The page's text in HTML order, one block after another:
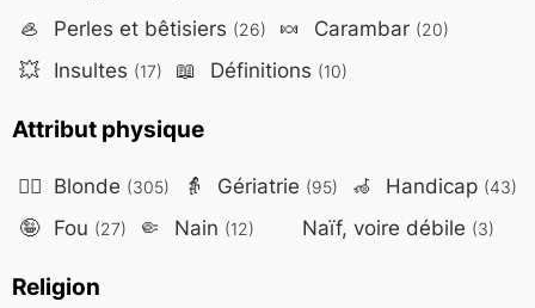
🦪 Perles et bêtisiers (26) 🍬 Carambar (20)
💥 Insultes (17) 📖 Définitions (10)
Attribut physique
👱‍♀️ Blonde (305) 👵 Gériatrie (95) 🦽 Handicap (43)
🤪 Fou (27) 🤏 Nain (12) Naïf, voire débile (3)
Religion